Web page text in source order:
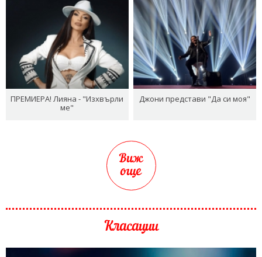
ПРЕМИЕРА! Лияна - "Изхвърли
ме"
Джони представи "Да си моя"
Виж
още
Класации